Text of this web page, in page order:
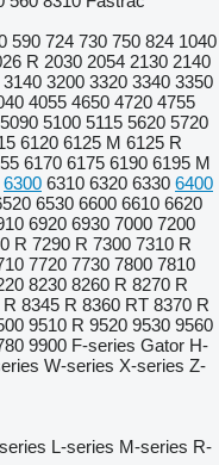
590 724 730 750 824 1040
R 2030 2054 2130 2140
3140 3200 3320 3340 3350
4055 4650 4720 4755
5090 5100 5115 5620 5720
6120 6125 M 6125 R
6170 6175 6190 6195 M
6300 6310 6320 6330 6400
6530 6600 6610 6620
6920 6930 7000 7200
R 7290 R 7300 7310 R
7720 7730 7800 7810
8230 8260 R 8270 R
R 8345 R 8360 RT 8370 R
9510 R 9520 9530 9560
9900 F-series Gator H-
W-series X-series Z-
L-series M-series R-